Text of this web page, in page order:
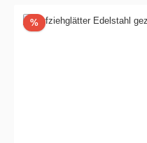
%Rabatt